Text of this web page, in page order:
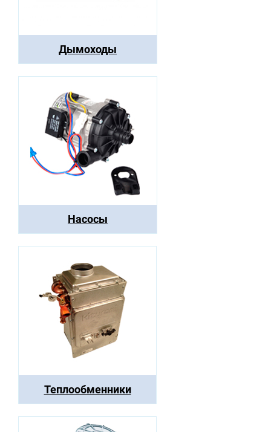
Дымоходы
Насосы
Теплообменники